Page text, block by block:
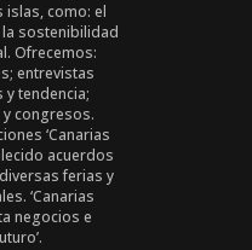
islas, como: el
sostenibilidad
Ofrecemos:
entrevistas
y tendencia;
congresos.
‘Canarias
acuerdos
ferias y
‘Canarias
negocios e